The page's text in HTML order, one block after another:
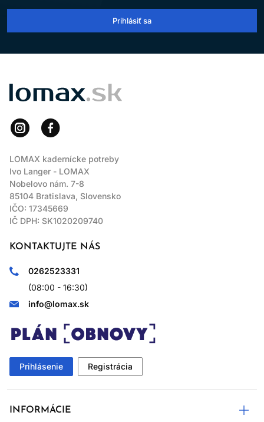
Prihlásiť sa
LOMAX
LOMAX kadernícke potreby
Ivo Langer - LOMAX
Nobelovo nám. 7-8
85104 Bratislava, Slovensko
IČO: 17345669
IČ DPH: SK1020209740
KONTAKTUJTE NÁS
0262523331
(08:00 - 16:30)
info@lomax.sk
Prihlásenie Registrácia
INFORMÁCIE